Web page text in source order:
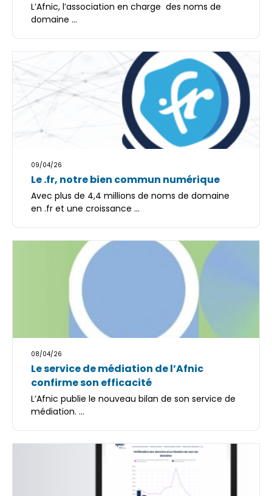
L’Afnic, l’association en charge des noms de
domaine ...
09/04/26
Le .fr, notre bien commun numérique
Avec plus de 4,4 millions de noms de domaine
en .fr et une croissance ...
08/04/26
Le service de médiation de l’Afnic
confirme son efficacité
L’Afnic publie le nouveau bilan de son service de
médiation. ...